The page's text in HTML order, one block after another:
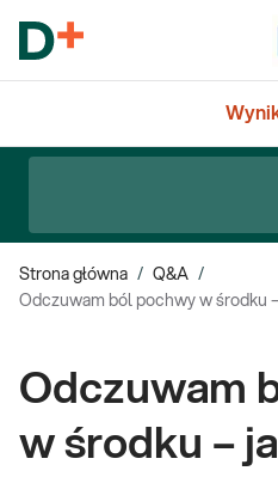
Strona główna / Q&A /
Odczuwam ból pochwy w środku
Odczuwam
w środku –